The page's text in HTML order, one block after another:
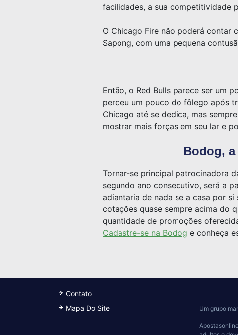
facilidades, a sua competitividade
O Chicago Fire não poderá contar
Sapong, com uma pequena
Então, o Red Bulls parece ser um
perdeu um pouco do fôlego após
Chicago até se dedica, mas
mostrar mais forças em seu lar e
Bodog,
Tornar-se principal patrocinadora
segundo ano consecutivo, será a
adiantaria de nada se a casa por
cotações quase sempre acima do
quantidade de promoções
Cadastre-se na Bodog e conheça
Contato
Mapa Do Site
Um grupo